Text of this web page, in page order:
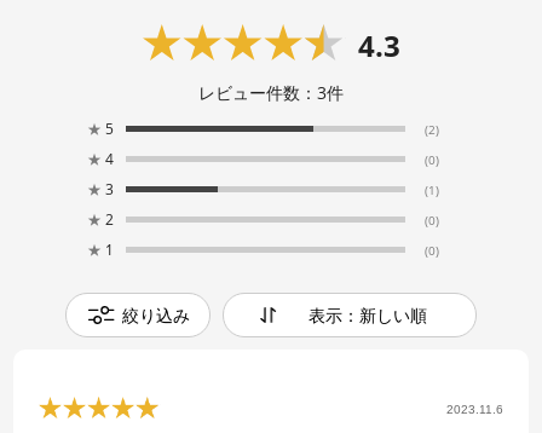
4.3
レビュー件数： 3件
★ 5 (2)
★ 4 (0)
★ 3 (1)
★ 2 (0)
★ 1 (0)
絞り込み 表示：新しい順
2023.11.6